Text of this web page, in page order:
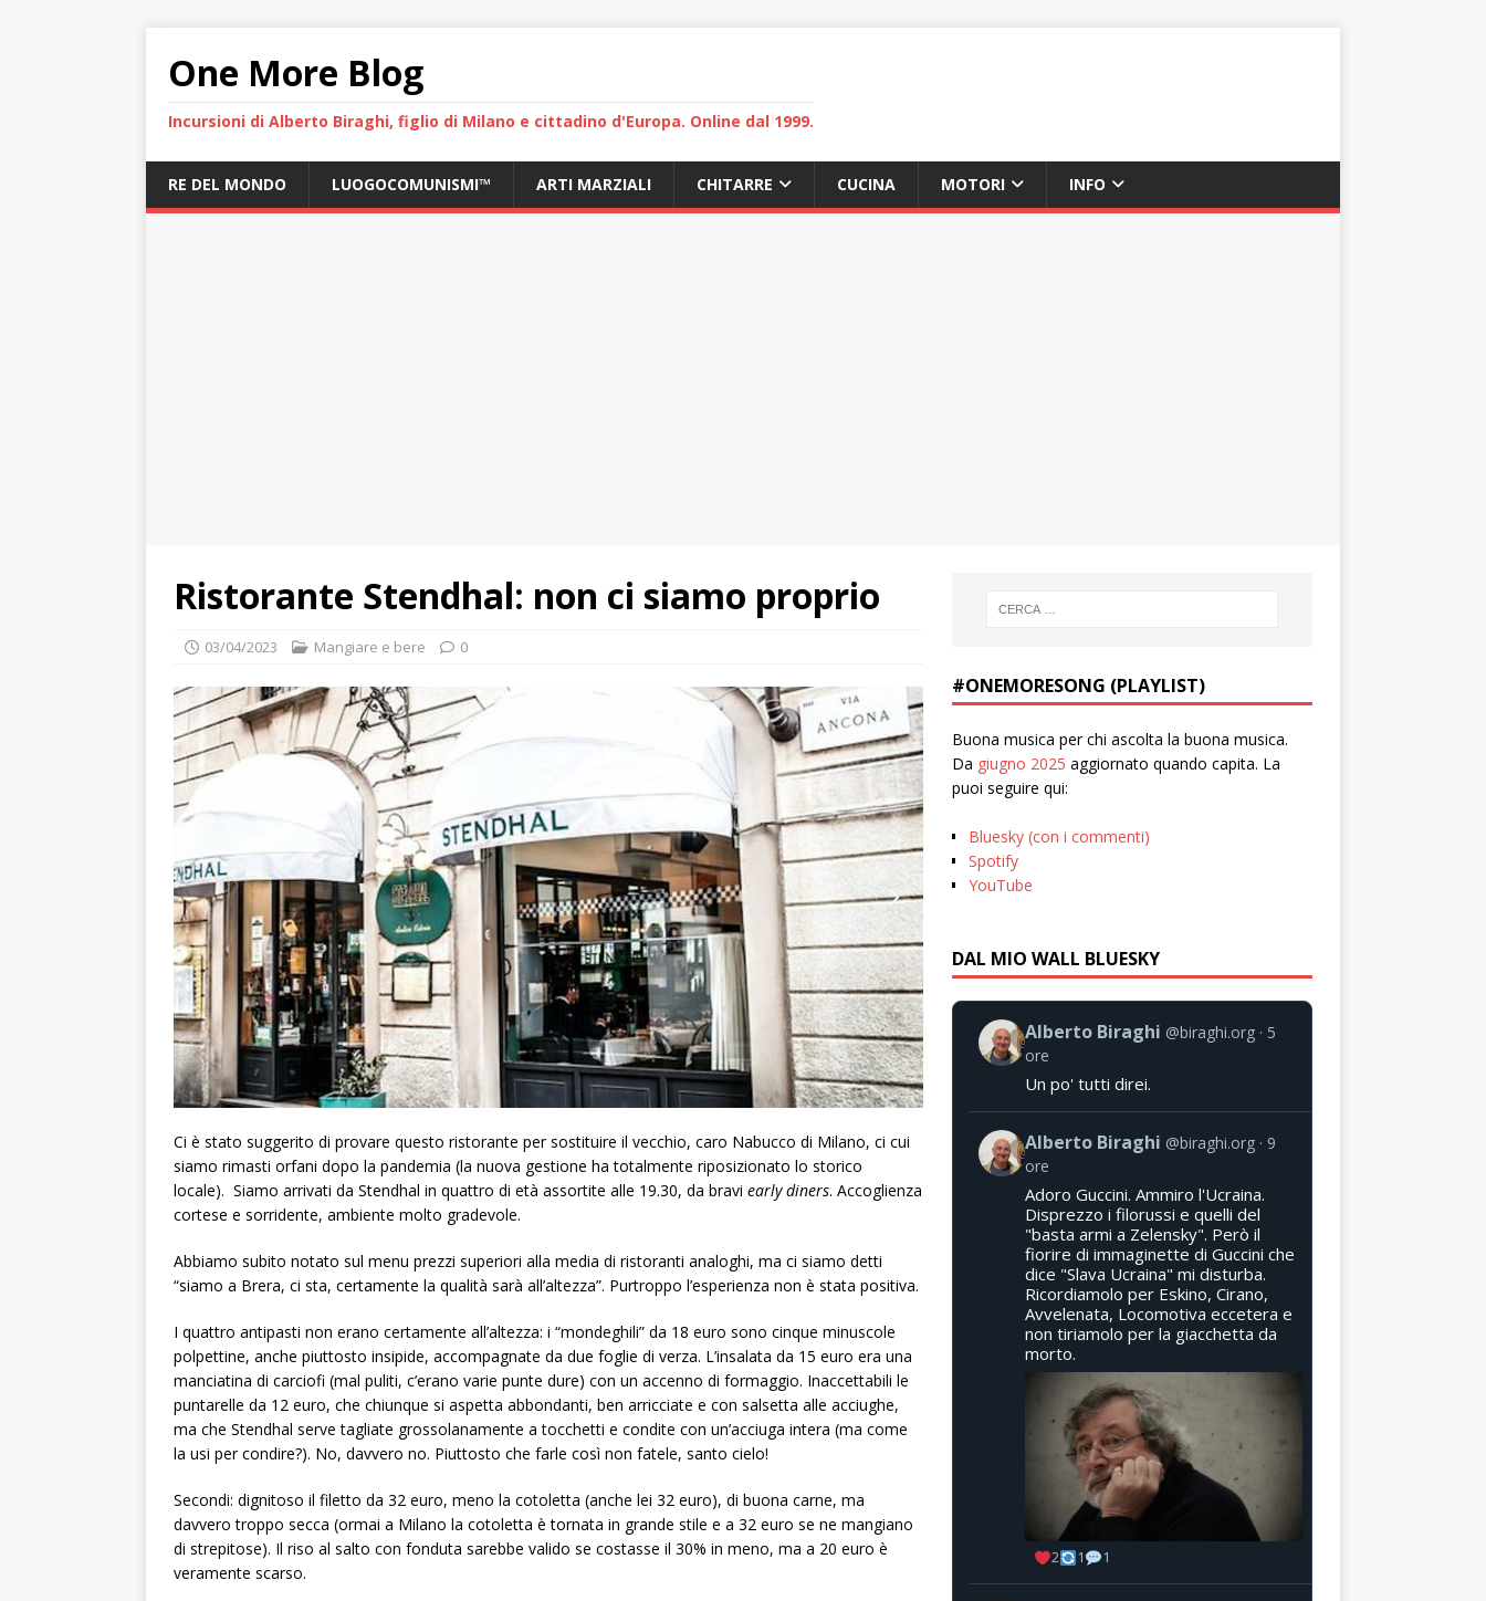
One More Blog
Incursioni di Alberto Biraghi, figlio di Milano e cittadino d'Europa. Online dal 1999.
RE DEL MONDO LUOGOCOMUNISMI™ ARTI MARZIALI CHITARRE CUCINA MOTORI INFO
Ristorante Stendhal: non ci siamo proprio
03/04/2023 Mangiare e bere 0
Ci è stato suggerito di provare questo ristorante per sostituire il vecchio, caro Nabucco di Milano, ci cui
siamo rimasti orfani dopo la pandemia (la nuova gestione ha totalmente riposizionato lo storico
locale). Siamo arrivati da Stendhal in quattro di età assortite alle 19.30, da bravi early diners. Accoglienza
cortese e sorridente, ambiente molto gradevole.
Abbiamo subito notato sul menu prezzi superiori alla media di ristoranti analoghi, ma ci siamo detti
“siamo a Brera, ci sta, certamente la qualità sarà all’altezza”. Purtroppo l’esperienza non è stata positiva.
I quattro antipasti non erano certamente all’altezza: i “mondeghili” da 18 euro sono cinque minuscole
polpettine, anche piuttosto insipide, accompagnate da due foglie di verza. L’insalata da 15 euro era una
manciatina di carciofi (mal puliti, c’erano varie punte dure) con un accenno di formaggio. Inaccettabili le
puntarelle da 12 euro, che chiunque si aspetta abbondanti, ben arricciate e con salsetta alle acciughe,
ma che Stendhal serve tagliate grossolanamente a tocchetti e condite con un’acciuga intera (ma come
la usi per condire?). No, davvero no. Piuttosto che farle così non fatele, santo cielo!
Secondi: dignitoso il filetto da 32 euro, meno la cotoletta (anche lei 32 euro), di buona carne, ma
davvero troppo secca (ormai a Milano la cotoletta è tornata in grande stile e a 32 euro se ne mangiano
di strepitose). Il riso al salto con fonduta sarebbe valido se costasse il 30% in meno, ma a 20 euro è
veramente scarso.
#ONEMORESONG (PLAYLIST)
Buona musica per chi ascolta la buona musica.
Da giugno 2025 aggiornato quando capita. La
puoi seguire qui:
Bluesky (con i commenti)
Spotify
YouTube
DAL MIO WALL BLUESKY
Alberto Biraghi @biraghi.org
5
ore
Un po' tutti direi.
Alberto Biraghi @biraghi.org
9
ore
Adoro Guccini. Ammiro l'Ucraina.
Disprezzo i filorussi e quelli del
"basta armi a Zelensky". Però il
fiorire di immaginette di Guccini che
dice "Slava Ucraina" mi disturba.
Ricordiamolo per Eskino, Cirano,
Avvelenata, Locomotiva eccetera e
non tiriamolo per la giacchetta da
morto.
2 1 1